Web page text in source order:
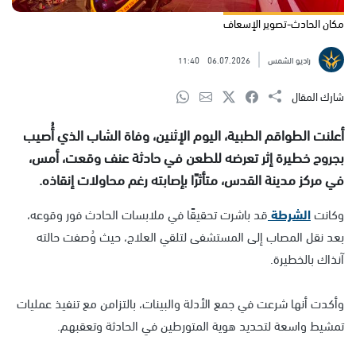
مكان الحادث-تصوير الإسعاف
راديو الشمس 06.07.2026
11:40
شارك المقال
أعلنت الطواقم الطبية، اليوم الإثنين، وفاة الشاب الذي أُصيب
بجروح خطيرة إثر تعرضه للطعن في حادثة عنف وقعت، أمس،
في مركز مدينة القدس، متأثرًا بإصابته رغم محاولات إنقاذه.
وكانتالشرطةقد باشرت تحقيقًا في ملابسات الحادث فور وقوعه،
بعد نقل المصاب إلى المستشفى لتلقي العلاج، حيث وُصفت حالته
آنذاك بالخطيرة.
وأكدت أنها شرعت في جمع الأدلة والبينات، بالتزامن مع تنفيذ عمليات
تمشيط واسعة لتحديد هوية المتورطين في الحادثة وتعقبهم.